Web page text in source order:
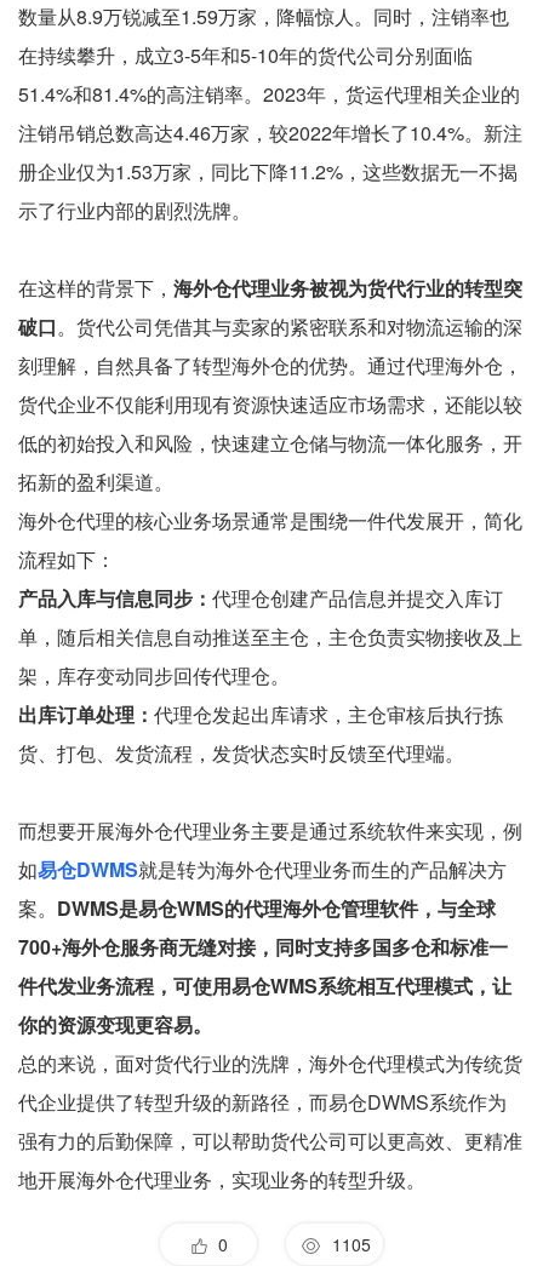
数量从8.9万锐减至1.59万家，降幅惊人。同时，注销率也
在持续攀升，成立3-5年和5-10年的货代公司分别面临
51.4%和81.4%的高注销率。2023年，货运代理相关企业的
注销吊销总数高达4.46万家，较2022年增长了10.4%。新注
册企业仅为1.53万家，同比下降11.2%，这些数据无一不揭
示了行业内部的剧烈洗牌。
在这样的背景下， 海外仓代理业务被视为货代行业的转型突
破口。货代公司凭借其与卖家的紧密联系和对物流运输的深
刻理解，自然具备了转型海外仓的优势。通过代理海外仓，
货代企业不仅能利用现有资源快速适应市场需求，还能以较
低的初始投入和风险，快速建立仓储与物流一体化服务，开
拓新的盈利渠道。
海外仓代理的核心业务场景通常是围绕一件代发展开，简化
流程如下：
产品入库与信息同步： 代理仓创建产品信息并提交入库订
单，随后相关信息自动推送至主仓，主仓负责实物接收及上
架，库存变动同步回传代理仓。
出库订单处理： 代理仓发起出库请求，主仓审核后执行拣
货、打包、发货流程，发货状态实时反馈至代理端。
而想要开展海外仓代理业务主要是通过系统软件来实现，例
如易仓DWMS就是转为海外仓代理业务而生的产品解决方
案。 DWMS是易仓WMS的代理海外仓管理软件，与全球
700+海外仓服务商无缝对接，同时支持多国多仓和标准一
件代发业务流程，可使用易仓WMS系统相互代理模式，让
你的资源变现更容易。
总的来说，面对货代行业的洗牌，海外仓代理模式为传统货
代企业提供了转型升级的新路径，而易仓DWMS系统作为
强有力的后勤保障，可以帮助货代公司可以更高效、更精准
地开展海外仓代理业务，实现业务的转型升级。
0 1105